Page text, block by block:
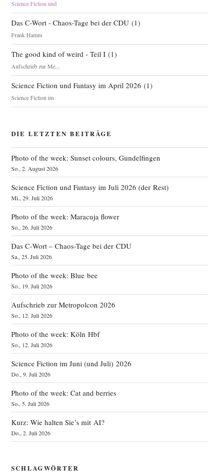
Science Fiction und
Das C-Wort - Chaos-Tage bei der CDU(1)
Frank Hamm
The good kind of weird - Teil I(1)
Aufschrieb zur Me...
Science Fiction und Fantasy im April 2026 (1)
Science Fiction im
DIE LETZTEN BEITRÄGE
Photo of the week: Sunset colours, Gundelfingen
So., 2. August 2026
Science Fiction und Fantasy im Juli 2026 (der Rest)
Mi., 29. Juli 2026
Photo of the week: Maracuja flower
So., 26. Juli 2026
Das C‑Wort – Chaos-Tage bei der CDU
Sa., 25. Juli 2026
Photo of the week: Blue bee
So., 19. Juli 2026
Aufschrieb zur Metropolcon 2026
So., 12. Juli 2026
Photo of the week: Köln Hbf
So., 12. Juli 2026
Science Fiction im Juni (und Juli) 2026
Do., 9. Juli 2026
Photo of the week: Cat and berries
So., 5. Juli 2026
Kurz: Wie halten Sie’s mit AI?
Do., 2. Juli 2026
SCHLAGWÖRTER